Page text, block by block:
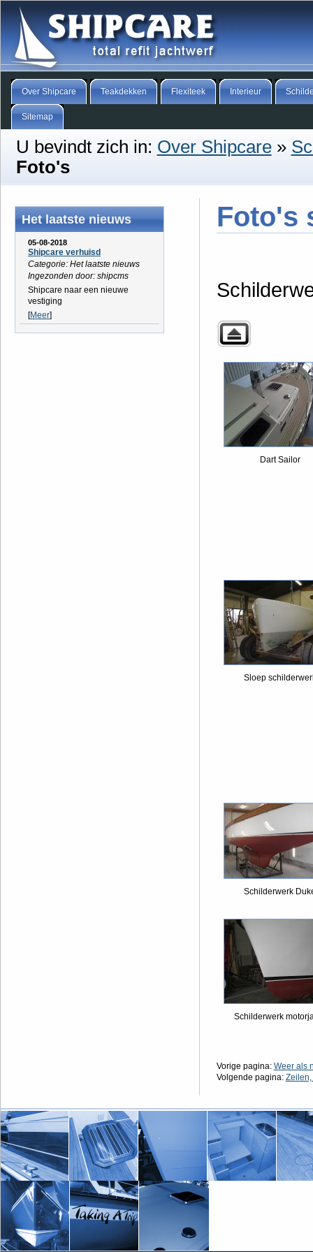
Over Shipcare Teakdekken Flexiteek Interieur
Sitemap
U bevindt zich in: Over Shipcare»
Foto's
Het laatste nieuws
05-08-2018
Shipcare verhuisd
Categorie: Het laatste nieuws
Ingezonden door: shipcms
Shipcare naar een nieuwe
vestiging
[Meer]
Foto's
Dart Sailor
Sloep
Schilderwerk
Schilderwerk
Vorige pagina: Weer als
Volgende pagina: